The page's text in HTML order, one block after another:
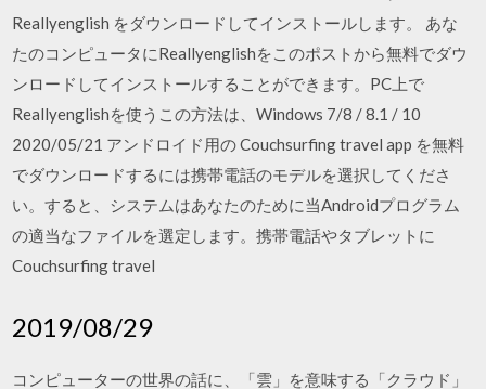
Reallyenglish をダウンロードしてインストールします。 あな
たのコンピュータにReallyenglishをこのポストから無料でダウ
ンロードしてインストールすることができます。PC上で
Reallyenglishを使うこの方法は、Windows 7/8 / 8.1 / 10
2020/05/21 アンドロイド用の Couchsurfing travel app を無料
でダウンロードするには携帯電話のモデルを選択してくださ
い。すると、システムはあなたのために当Androidプログラム
の適当なファイルを選定します。携帯電話やタブレットに
Couchsurfing travel
2019/08/29
コンピューターの世界の話に、「雲」を意味する「クラウド」